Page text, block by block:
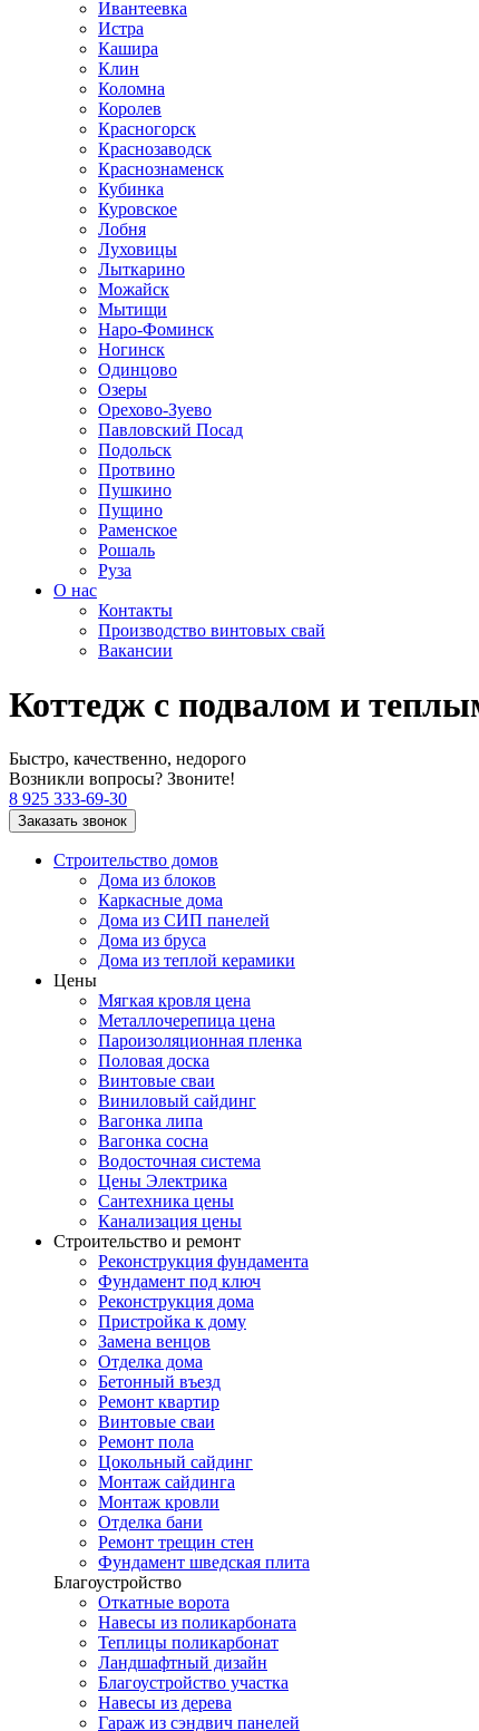
Ивантеевка
Истра
Кашира
Клин
Коломна
Королев
Красногорск
Краснозаводск
Краснознаменск
Кубинка
Куровское
Лобня
Луховицы
Лыткарино
Можайск
Мытищи
Наро-Фоминск
Ногинск
Одинцово
Озеры
Орехово-Зуево
Павловский Посад
Подольск
Протвино
Пушкино
Пущино
Раменское
Рошаль
Руза
О нас
Контакты
Производство винтовых свай
Вакансии
Коттедж с подвалом и
Быстро, качественно, недорого
Возникли вопросы? Звоните!
8 925 333-69-30
Заказать звонок
Строительство домов
Дома из блоков
Каркасные дома
Дома из СИП панелей
Дома из бруса
Дома из теплой керамики
Цены
Мягкая кровля цена
Металлочерепица цена
Пароизоляционная пленка
Половая доска
Винтовые сваи
Виниловый сайдинг
Вагонка липа
Вагонка сосна
Водосточная система
Цены Электрика
Сантехника цены
Канализация цены
Строительство и ремонт
Реконструкция фундамента
Фундамент под ключ
Реконструкция дома
Пристройка к дому
Замена венцов
Отделка дома
Бетонный въезд
Ремонт квартир
Винтовые сваи
Ремонт пола
Цокольный сайдинг
Монтаж сайдинга
Монтаж кровли
Отделка бани
Ремонт трещин стен
Фундамент шведская плита
Благоустройство
Откатные ворота
Навесы из поликарбоната
Теплицы поликарбонат
Ландшафтный дизайн
Благоустройство участка
Навесы из дерева
Гараж из сэндвич панелей